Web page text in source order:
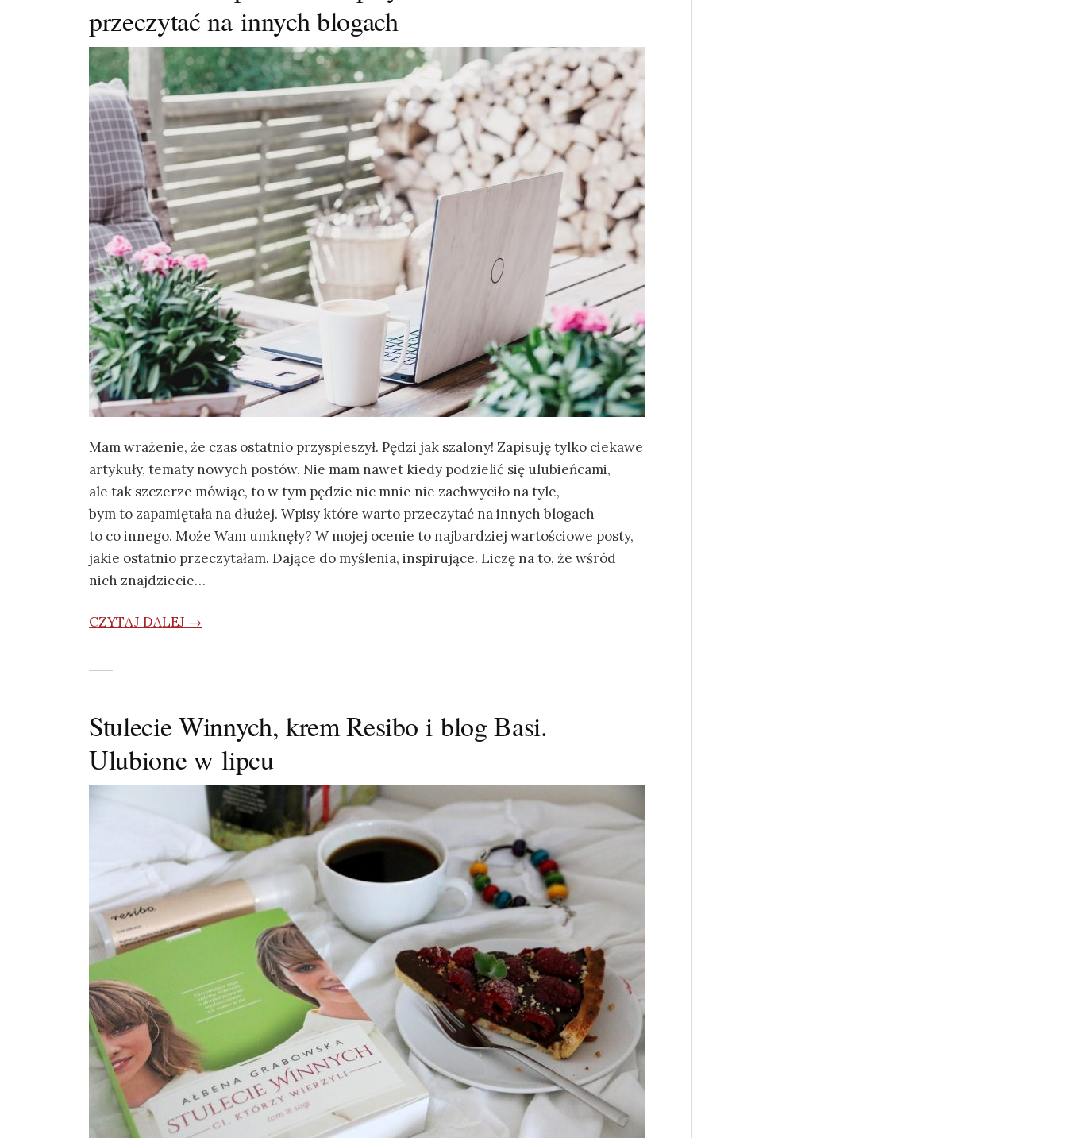
przeczytać na innych blogach
Mam wrażenie, że czas ostatnio przyspieszył. Pędzi jak szalony! Zapisuję tylko ciekawe
artykuły, tematy nowych postów. Nie mam nawet kiedy podzielić się ulubieńcami,
ale tak szczerze mówiąc, to w tym pędzie nic mnie nie zachwyciło na tyle,
bym to zapamiętała na dłużej. Wpisy które warto przeczytać na innych blogach
to co innego. Może Wam umknęły? W mojej ocenie to najbardziej wartościowe posty,
jakie ostatnio przeczytałam. Dające do myślenia, inspirujące. Liczę na to, że wśród
nich znajdziecie…
CZYTAJ DALEJ →
Stulecie Winnych, krem Resibo i blog Basi.
Ulubione w lipcu